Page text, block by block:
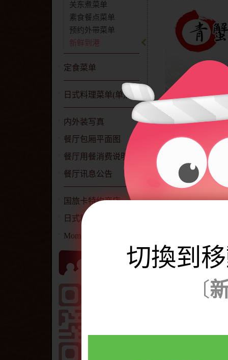
关东煮菜单
素食餐点菜单
预约外带菜单
新鲜到港
定食菜单
日式料理菜单(单点)
内外装写真
餐厅包厢平面图
餐厅用餐消费说明
餐厅讯息公告
国旅卡特约商店
日式料理简介
Momoya 网站声明
牡丹虾
海胆
大蛤仔
切換到
〔